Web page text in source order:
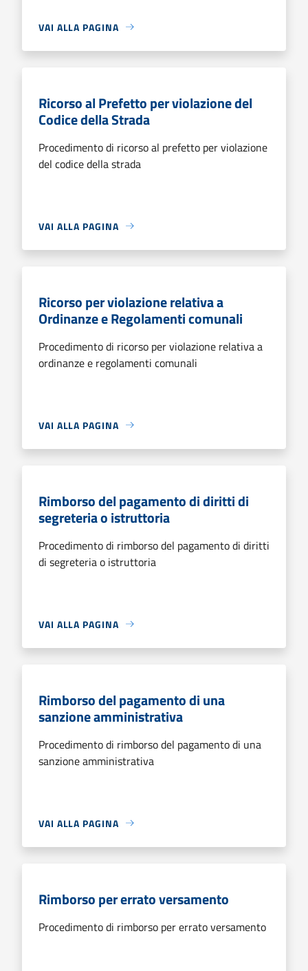
VAI ALLA PAGINA
Ricorso al Prefetto per violazione del
Codice della Strada
Procedimento di ricorso al prefetto per violazione
del codice della strada
VAI ALLA PAGINA
Ricorso per violazione relativa a
Ordinanze e Regolamenti comunali
Procedimento di ricorso per violazione relativa a
ordinanze e regolamenti comunali
VAI ALLA PAGINA
Rimborso del pagamento di diritti di
segreteria o istruttoria
Procedimento di rimborso del pagamento di diritti
di segreteria o istruttoria
VAI ALLA PAGINA
Rimborso del pagamento di una
sanzione amministrativa
Procedimento di rimborso del pagamento di una
sanzione amministrativa
VAI ALLA PAGINA
Rimborso per errato versamento
Procedimento di rimborso per errato versamento